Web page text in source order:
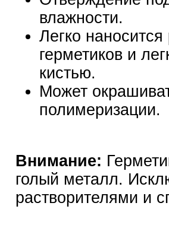
влажности.
Легко
герметиков и
кистью.
Может
полимеризации.
Внимание:
голый металл.
растворителями и